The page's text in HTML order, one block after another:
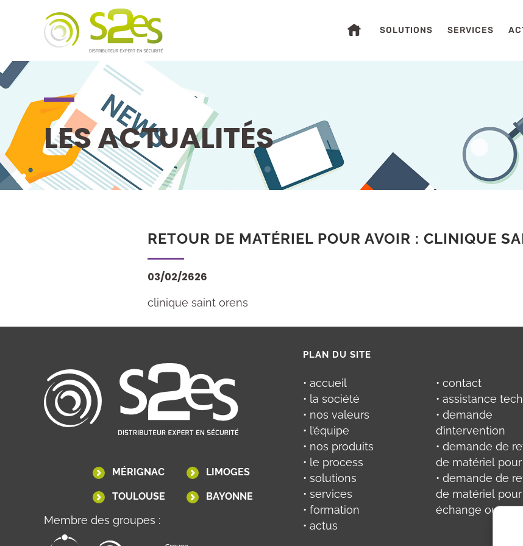
SOLUTIONS SERVICES
LES ACTUALITÉS
RETOUR DE MATÉRIEL POUR AVOIR : CLINIQUE
03/02/2626
clinique saint orens
MÉRIGNAC LIMOGES
TOULOUSE BAYONNE
Membre des groupes :
PLAN DU SITE
• accueil
• la société
• nos valeurs
• l’équipe
• nos produits
• le process
• solutions
• services
• formation
• actus
• contact
• assistance
• demande
d’intervention
• demande de
de matériel
• demande de
de matériel pour
échange ou